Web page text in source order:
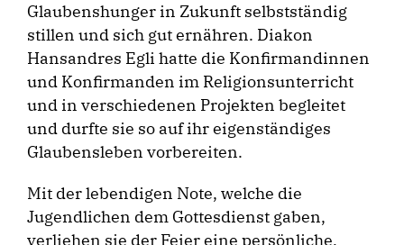
Glaubenshunger in Zukunft selbstständig
stillen und sich gut ernähren. Diakon
Hansandres Egli hatte die Konfirmandinnen
und Konfirmanden im Religionsunterricht
und in verschiedenen Projekten begleitet
und durfte sie so auf ihr eigenständiges
Glaubensleben vorbereiten.
Mit der lebendigen Note, welche die
Jugendlichen dem Gottesdienst gaben,
verliehen sie der Feier eine persönliche,